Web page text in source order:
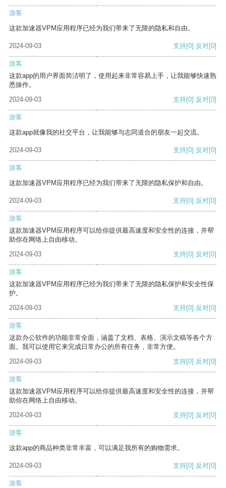
游客
这款加速器VPM应用程序已经为我们带来了无限的隐私和自由。
2024-09-03 支持[0] 反对[0]
游客
这款app的用户界面简洁明了，使用起来非常容易上手，让我能够快速熟
悉操作。
2024-09-03
支持[0] 反对[0]
游客
这款app就像我的社交平台，让我能够与志同道合的朋友一起交流。
2024-09-03 支持[0] 反对[0]
游客
这款加速器VPM应用程序已经为我们带来了无限的隐私保护和自由。
2024-09-03 支持[0] 反对[0]
游客
这款加速器VPM应用程序可以给你提供最高速度和安全性的连接，并帮
助你在网络上自由移动。
2024-09-03
支持[0] 反对[0]
游客
这款加速器VPM应用程序已经为我们带来了无限的隐私保护和安全性保
护。
2024-09-03
支持[0] 反对[0]
游客
这款办公软件的功能非常全面，涵盖了文档、表格、演示文稿等各个方
面。我可以使用它来完成日常办公的所有任务，非常方便。
2024-09-03
支持[0] 反对[0]
游客
这款加速器VPM应用程序可以给你提供最高速度和安全性的连接，并帮
助你在网络上自由移动。
2024-09-03
支持[0] 反对[0]
游客
这款app的商品种类非常丰富，可以满足我所有的购物需求。
2024-09-03 支持[0] 反对[0]
游客